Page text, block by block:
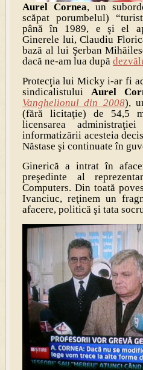
Aurel Cornea, un
scăpat porumbelul)
până în 1989, e şi el
Ginerele lui, Claudiu
bază al lui Şerban
dacă ne-am lua după
Protecţia lui Micky i-ar fi
sindicalistului Aurel
Vanghelionul din 2008),
(fără licitaţie) de 54,5
licensarea
informatizării acesteia
Năstase şi continuate în
Ginerică a intrat în
preşedinte al
Computers. Din toată
Ivanciuc, reţinem un
afacere, politică şi tata